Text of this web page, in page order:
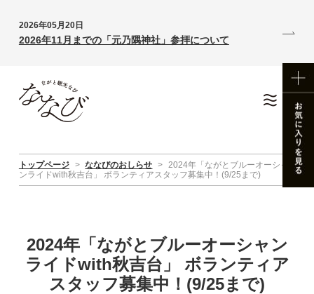
2026年05月20日
2026年11月までの「元乃隅神社」参拝について
トップページ > ななびのおしらせ > 2024年「ながとブルーオーシャ
ンライドwith秋吉台」 ボランティアスタッフ募集中！(9/25まで)
2024年「ながとブルーオーシャン
ライドwith秋吉台」 ボランティア
スタッフ募集中！(9/25まで)